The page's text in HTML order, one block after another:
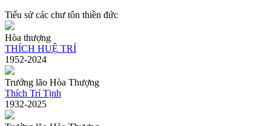
Tiểu sử các chư tôn thiền đức
Hòa thượng
THÍCH HUỆ TRÍ
1952-2024
Trưởng lão Hòa Thượng
Thích Trí Tịnh
1932-2025